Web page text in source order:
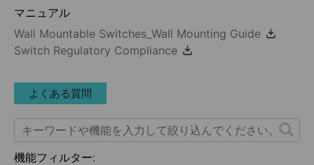
マニュアル
Wall Mountable Switches_Wall Mounting Guide
Switch Regulatory Compliance
よくある質問
機能フィルター: